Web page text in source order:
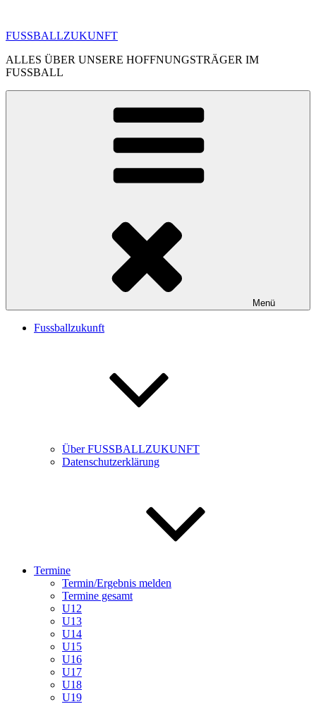
springen
FUSSBALLZUKUNFT
ALLES ÜBER UNSERE HOFFNUNGSTRÄGER IM
FUSSBALL
Menü
Fussballzukunft
Über FUSSBALLZUKUNFT
Datenschutzerklärung
Termine
Termin/Ergebnis melden
Termine gesamt
U12
U13
U14
U15
U16
U17
U18
U19